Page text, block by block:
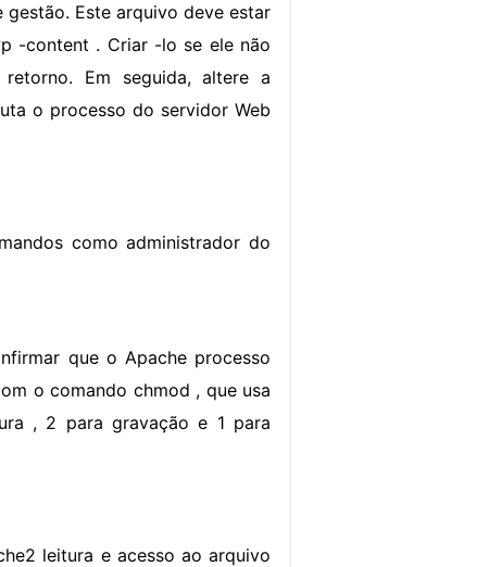
Este arquivo deve estar
-content . Criar -lo se ele não
Em seguida, altere a
o processo do servidor Web
como administrador do
que o Apache processo
o comando chmod , que usa
, 2 para gravação e 1 para
leitura e acesso ao arquivo